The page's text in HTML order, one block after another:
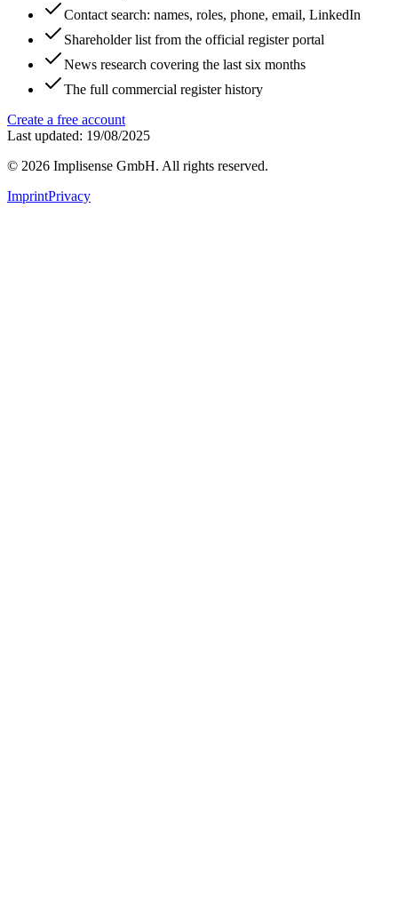
Contact search: names, roles, phone, email, LinkedIn
Shareholder list from the official register portal
News research covering the last six months
The full commercial register history
Create a free account
Last updated: 19/08/2025
© 2026 Implisense GmbH. All rights reserved.
ImprintPrivacy